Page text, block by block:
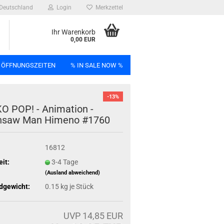
Deutschland Login Merkzettel
Ihr Warenkorb
0,00 EUR
% IN SALE NOW %
-13%
POP! - Ani­ma­ti­on -
Man Hi­me­no #1760
16812
3-4 Tage
(Ausland abweichend)
0.15kg je Stück
UVP 14,85 EUR